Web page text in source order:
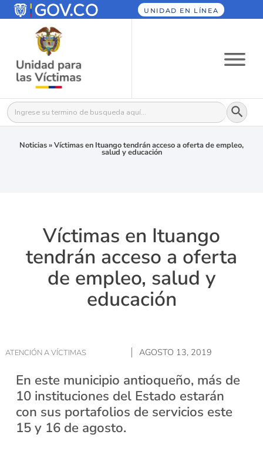
UNIDAD EN LÍNEA
Buscar: Botón
Noticias»Víctimas en Ituango tendrán acceso a oferta de empleo,
salud y educación
Víctimas en Ituango
tendrán acceso a oferta
de empleo, salud y
educación
ATENCIÓN A VÍCTIMAS AGOSTO 13, 2019
En este municipio antioqueño, más de
10 instituciones del Estado estarán
con sus portafolios de servicios este
15 y 16 de agosto.